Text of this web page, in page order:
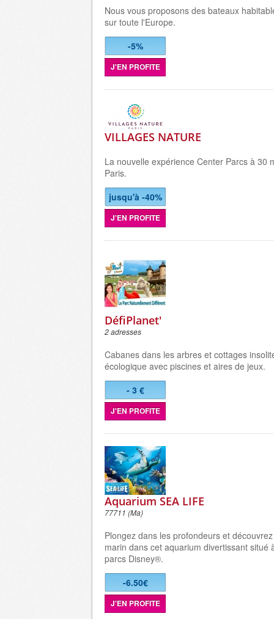
Nous vous proposons des bateaux
sur toute l'Europe.
-5%
J'EN PROFITE
VILLAGES NATURE
La nouvelle expérience Center Parcs à 30
Paris.
jusqu'à -40%
J'EN PROFITE
DéfiPlanet'
2 adresses
Cabanes dans les arbres et cottages
écologique avec piscines et aires de jeux.
- 3 €
J'EN PROFITE
Aquarium SEA LIFE
77711 (Ma)
Plongez dans les profondeurs et
marin dans cet aquarium divertissant situé
parcs Disney®.
-6.50€
J'EN PROFITE